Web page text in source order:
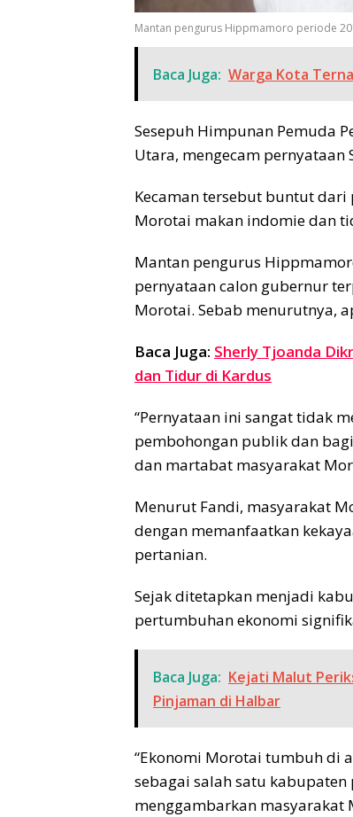
Mantan pengurus Hippmamoro periode
Baca Juga: Warga Kota
Sesepuh Himpunan Pemuda
Utara, mengecam
Kecaman tersebut buntut dari
Morotai makan indomie dan
Mantan pengurus
pernyataan calon gubernur
Morotai. Sebab menurutnya,
Baca Juga: Sherly Tjoanda
dan Tidur di Kardus
“Pernyataan ini sangat tidak
pembohongan publik dan
dan martabat masyarakat
Menurut Fandi, masyarakat
dengan memanfaatkan
pertanian.
Sejak ditetapkan menjadi
pertumbuhan ekonomi
Baca Juga: Kejati Malut
Pinjaman di Halbar
“Ekonomi Morotai tumbuh di
sebagai salah satu
menggambarkan masyarakat